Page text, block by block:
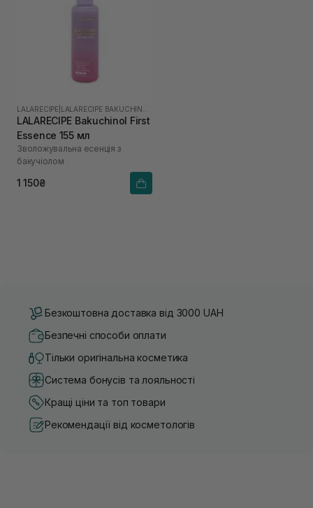
LALARECIPE
LALARECIPE Bakuchinol First
Essence 155 мл
Зволожувальна есенція з
бакучіолом
1 150₴
Безкоштовна доставка від 3000 UAH
Безпечні способи оплати
Тільки оригінальна косметика
Система бонусів та лояльності
Кращі ціни та топ товари
Рекомендації від косметологів